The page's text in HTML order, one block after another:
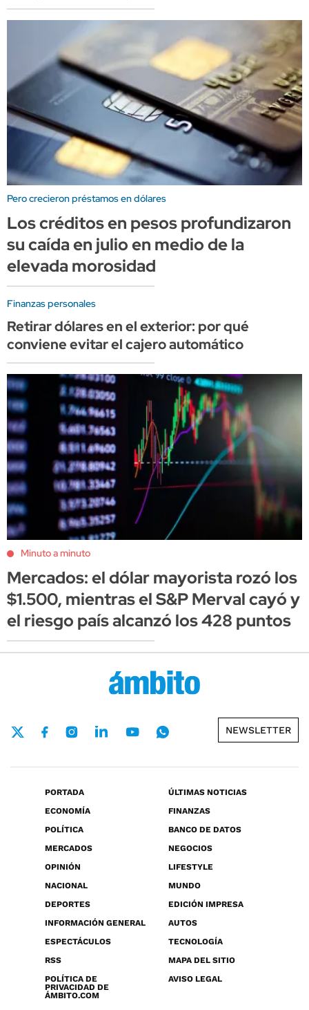
Pero crecieron préstamos en dólares
Los créditos en pesos profundizaron
su caída en julio en medio de la
elevada morosidad
Finanzas personales
Retirar dólares en el exterior: por qué
conviene evitar el cajero automático
Minuto a minuto
Mercados: el dólar mayorista rozó los
$1.500, mientras el S&P Merval cayó y
el riesgo país alcanzó los 428 puntos
NEWSLETTER
PORTADA
ÚLTIMAS NOTICIAS
ECONOMÍA
FINANZAS
POLÍTICA
BANCO DE DATOS
MERCADOS
NEGOCIOS
OPINIÓN
LIFESTYLE
NACIONAL
MUNDO
DEPORTES
EDICIÓN IMPRESA
INFORMACIÓN GENERAL
AUTOS
ESPECTÁCULOS
TECNOLOGÍA
RSS
MAPA DEL SITIO
POLÍTICA DE
PRIVACIDAD DE
ÁMBITO.COM
AVISO LEGAL